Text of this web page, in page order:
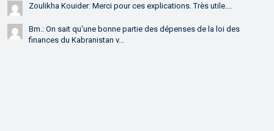
Zoulikha Kouider: Merci pour ces explications. Très utile....
Bm.: On sait qu'une bonne partie des dépenses de la loi des
finances du Kabranistan v...